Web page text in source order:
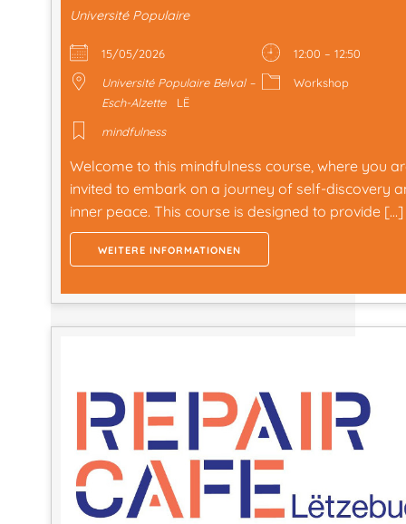
Université Populaire
15/05/2026
12:00 – 12:50
Université Populaire Belval –
Esch-Alzette
LË
Workshop
mindfulness
Welcome to this mindfulness course, where you
invited to embark on a journey of self-discovery
inner peace. This course is designed to provide […]
WEITERE INFORMATIONEN